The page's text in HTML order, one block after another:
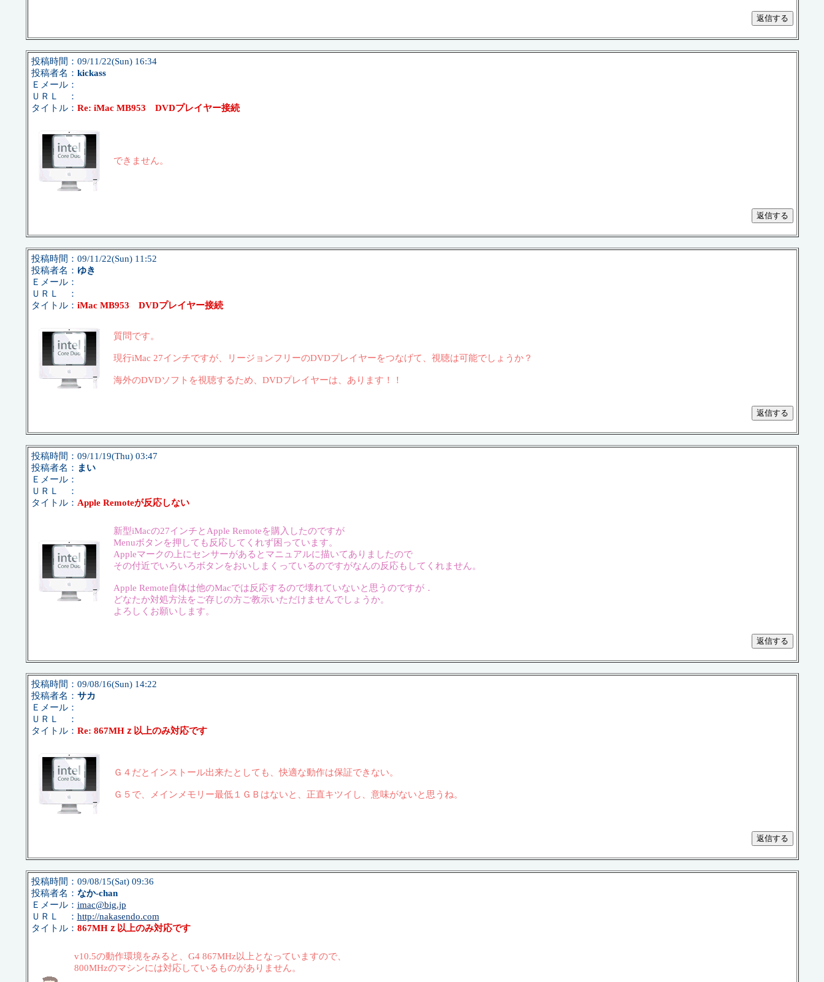
投稿時間：09/11/22(Sun) 16:34
投稿者名： kickass
Ｅメール：
ＵＲＬ ：
タイトル： Re: iMac MB953 DVDプレイヤー接続
できません。
投稿時間：09/11/22(Sun) 11:52
投稿者名： ゆき
Ｅメール：
ＵＲＬ ：
タイトル： iMac MB953 DVDプレイヤー接続
質問です。
現行iMac 27インチですが、リージョンフリーのDVDプレイヤーをつなげて、視聴は可能でしょうか？
海外のDVDソフトを視聴するため、DVDプレイヤーは、あります！！
投稿時間：09/11/19(Thu) 03:47
投稿者名： まい
Ｅメール：
ＵＲＬ ：
タイトル： Apple Remoteが反応しない
新型iMacの27インチとApple Remoteを購入したのですが
Menuボタンを押しても反応してくれず困っています。
Appleマークの上にセンサーがあるとマニュアルに描いてありましたので
その付近でいろいろボタンをおいしまくっているのですがなんの反応もしてくれません。
Apple Remote自体は他のMacでは反応するので壊れていないと思うのですが．
どなたか対処方法をご存じの方ご教示いただけませんでしょうか。
よろしくお願いします。
投稿時間：09/08/16(Sun) 14:22
投稿者名： サカ
Ｅメール：
ＵＲＬ ：
タイトル： Re: 867MHｚ以上のみ対応です
Ｇ４だとインストール出来たとしても、快適な動作は保証できない。
Ｇ５で、メインメモリー最低１ＧＢはないと、正直キツイし、意味がないと思うね。
投稿時間：09/08/15(Sat) 09:36
投稿者名： なか-chan
Ｅメール： imac@big.jp
ＵＲＬ ： http://nakasendo.com
タイトル： 867MHｚ以上のみ対応です
v10.5の動作環境をみると、G4 867MHz以上となっていますので、
800MHzのマシンには対応しているものがありません。